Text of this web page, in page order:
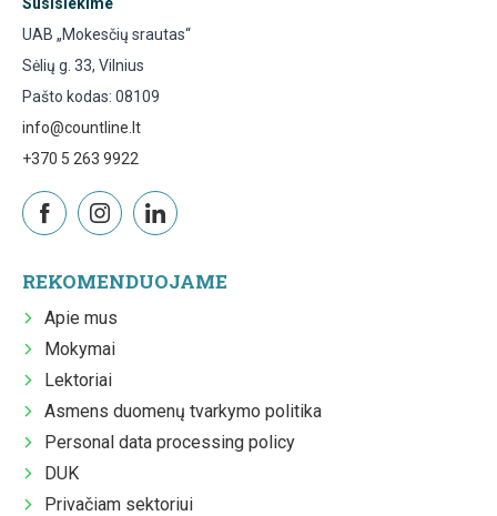
UAB „Mokesčių srautas“
Sėlių g. 33, Vilnius
Pašto kodas: 08109
info@countline.lt
+370 5 263 9922
REKOMENDUOJAME
Apie mus
Mokymai
Lektoriai
Asmens duomenų tvarkymo politika
Personal data processing policy
DUK
Privačiam sektoriui